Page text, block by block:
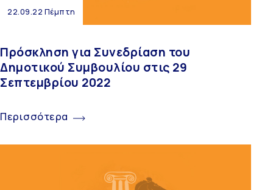
22.09.22 Πέμπτη
Πρόσκληση για Συνεδρίαση του
Δημοτικού Συμβουλίου στις 29
Σεπτεμβρίου 2022
Περισσότερα